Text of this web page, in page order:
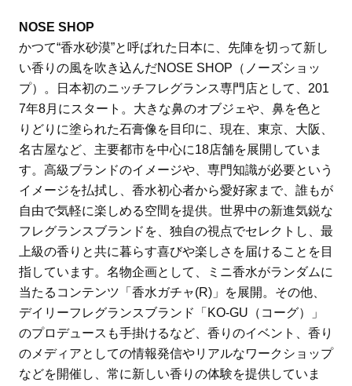
NOSE SHOP
かつて“香水砂漠”と呼ばれた日本に、先陣を切って新し
い香りの風を吹き込んだNOSE SHOP（ノーズショッ
プ）。日本初のニッチフレグランス専門店として、201
7年8月にスタート。大きな鼻のオブジェや、鼻を色と
りどりに塗られた石膏像を目印に、現在、東京、大阪、
名古屋など、主要都市を中心に18店舗を展開していま
す。高級ブランドのイメージや、専門知識が必要という
イメージを払拭し、香水初心者から愛好家まで、誰もが
自由で気軽に楽しめる空間を提供。世界中の新進気鋭な
フレグランスブランドを、独自の視点でセレクトし、最
上級の香りと共に暮らす喜びや楽しさを届けることを目
指しています。名物企画として、ミニ香水がランダムに
当たるコンテンツ「香水ガチャ(R)︎」を展開。その他、
デイリーフレグランスブランド「KO-GU（コーグ）」
のプロデュースも手掛けるなど、香りのイベント、香り
のメディアとしての情報発信やリアルなワークショップ
などを開催し、常に新しい香りの体験を提供していま